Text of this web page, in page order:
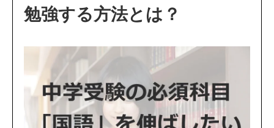
勉強する方法とは？